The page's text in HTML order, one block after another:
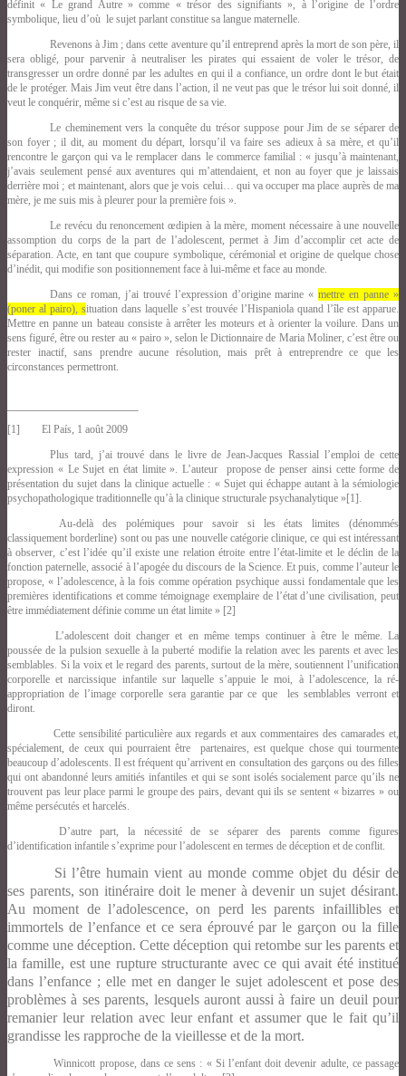
définit « Le grand Autre » comme « trésor des signifiants », à l’origine de l’ordre
symbolique, lieu d’où le sujet parlant constitue sa langue maternelle.
Revenons à Jim ; dans cette aventure qu’il entreprend après la mort de son père, il
sera obligé, pour parvenir à neutraliser les pirates qui essaient de voler le trésor, de
transgresser un ordre donné par les adultes en qui il a confiance, un ordre dont le but était
de le protéger. Mais Jim veut être dans l’action, il ne veut pas que le trésor lui soit donné, il
veut le conquérir, même si c’est au risque de sa vie.
Le cheminement vers la conquête du trésor suppose pour Jim de se séparer de
son foyer ; il dit, au moment du départ, lorsqu’il va faire ses adieux à sa mère, et qu’il
rencontre le garçon qui va le remplacer dans le commerce familial : « jusqu’à maintenant,
j’avais seulement pensé aux aventures qui m’attendaient, et non au foyer que je laissais
derrière moi ; et maintenant, alors que je vois celui… qui va occuper ma place auprès de ma
mère, je me suis mis à pleurer pour la première fois ».
Le revécu du renoncement œdipien à la mère, moment nécessaire à une nouvelle
assomption du corps de la part de l’adolescent, permet à Jim d’accomplir cet acte de
séparation. Acte, en tant que coupure symbolique, cérémonial et origine de quelque chose
d’inédit, qui modifie son positionnement face à lui-même et face au monde.
Dans ce roman, j’ai trouvé l’expression d’origine marine «mettre en panne »
(poner al pairo), situation dans laquelle s’est trouvée l’Hispaniola quand l’île est apparue.
Mettre en panne un bateau consiste à arrêter les moteurs et à orienter la voilure. Dans un
sens figuré, être ou rester au « pairo », selon le Dictionnaire de Maria Moliner, c’est être ou
rester inactif, sans prendre aucune résolution, mais prêt à entreprendre ce que les
circonstances permettront.
[1] El País, 1 août 2009
Plus tard, j’ai trouvé dans le livre de Jean-Jacques Rassial l’emploi de cette
expression « Le Sujet en état limite ». L’auteur propose de penser ainsi cette forme de
présentation du sujet dans la clinique actuelle : « Sujet qui échappe autant à la sémiologie
psychopathologique traditionnelle qu’à la clinique structurale psychanalytique »[1].
Au-delà des polémiques pour savoir si les états limites (dénommés
classiquement borderline) sont ou pas une nouvelle catégorie clinique, ce qui est intéressant
à observer, c’est l’idée qu’il existe une relation étroite entre l’état-limite et le déclin de la
fonction paternelle, associé à l’apogée du discours de la Science. Et puis, comme l’auteur le
propose, « l’adolescence, à la fois comme opération psychique aussi fondamentale que les
premières identifications et comme témoignage exemplaire de l’état d’une civilisation, peut
être immédiatement définie comme un état limite » [2]
L’adolescent doit changer et en même temps continuer à être le même. La
poussée de la pulsion sexuelle à la puberté modifie la relation avec les parents et avec les
semblables. Si la voix et le regard des parents, surtout de la mère, soutiennent l’unification
corporelle et narcissique infantile sur laquelle s’appuiele moi,
à l’adolescence, la ré-
appropriation de l’image corporelle sera garantie par ce que les semblables verront et
diront.
Cette sensibilité particulière aux regards et aux commentaires des camarades et,
spécialement, de ceux qui pourraient être partenaires, est quelque chose qui tourmente
beaucoup d’adolescents. Il est fréquent qu’arrivent en consultation des garçons ou des filles
qui ont abandonné leurs amitiés infantiles et qui se sont isolés socialement parce qu’ils ne
trouvent pas leur place parmi le groupe des pairs, devant qui ils se sentent « bizarres » ou
même persécutés et harcelés.
D’autre part, la nécessité de se séparer des parents comme figures
d’identification infantile s’exprime pour l’adolescent en termes de déception et de conflit.
Si l’être humain vient au monde comme objet du désir de
ses parents, son itinéraire doit le mener à devenir un sujet désirant.
Au moment de l’adolescence, on perd les parents infaillibles et
immortels de l’enfance et ce sera éprouvé par le garçon ou la fille
comme une déception. Cette déception qui retombe sur les parents et
la famille, est une rupture structurante avec ce qui avait été institué
dans l’enfance ; elle met en danger le sujet adolescent et pose des
problèmes à ses parents, lesquels auront aussi à faire un deuil pour
remanier leur relation avec leur enfant et assumer que le fait qu’il
grandisse les rapproche de la vieillesse et de la mort.
Winnicott propose, dans ce sens : « Si l’enfant doit devenir adulte, ce passage